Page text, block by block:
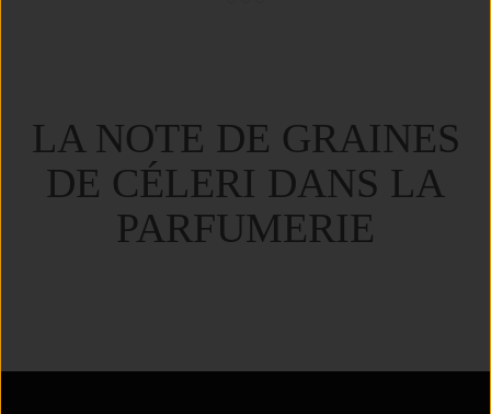
LA NOTE DE GRAINES
DE CÉLERI DANS LA
PARFUMERIE